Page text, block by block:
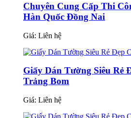
Chuyên Cung Cấp Thi
Hàn Quốc Đồng Nai
Giá: Liên hệ
Giấy Dán Tường Siêu Rẻ
Trảng Bom
Giá: Liên hệ